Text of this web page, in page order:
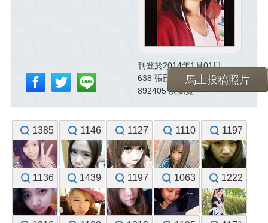
馬上投稿照片
刊登於2014年1月01日
638 張已投稿照片
892405 次瀏覽
1385 1146 1127 1110 1197
1136 1439 1197 1063 1222